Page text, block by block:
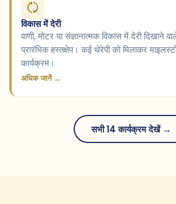
विकास में देरी
वाणी, मोटर या संज्ञानात्मक विकास में देरी दिखाने
प्रारंभिक हस्तक्षेप। कई थेरेपी को मिलाकर
कार्यक्रम।
अधिक जानें →
सभी 14 कार्यक्रम देखें →